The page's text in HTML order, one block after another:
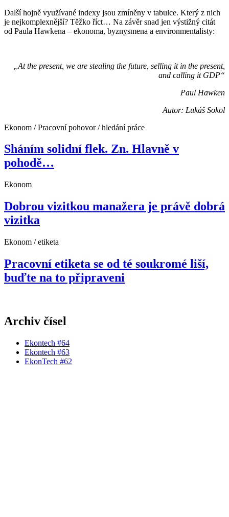
Další hojně využívané indexy jsou zmíněny v tabulce. Který z nich
je nejkomplexnější? Těžko říct… Na závěr snad jen výstižný citát
od Paula Hawkena – ekonoma, byznysmena a environmentalisty:
„At the present, we are stealing the future, selling it in the present,
and calling it GDP“
Paul Hawken
Autor: Lukáš Sokol
Ekonom / Pracovní pohovor / hledání práce
Sháním solidní flek. Zn. Hlavně v
pohodě…
Ekonom
Dobrou vizitkou manažera je právě dobrá
vizitka
Ekonom / etiketa
Pracovní etiketa se od té soukromé liší,
buďte na to připraveni
Archiv čísel
Ekontech #64
Ekontech #63
EkonTech #62